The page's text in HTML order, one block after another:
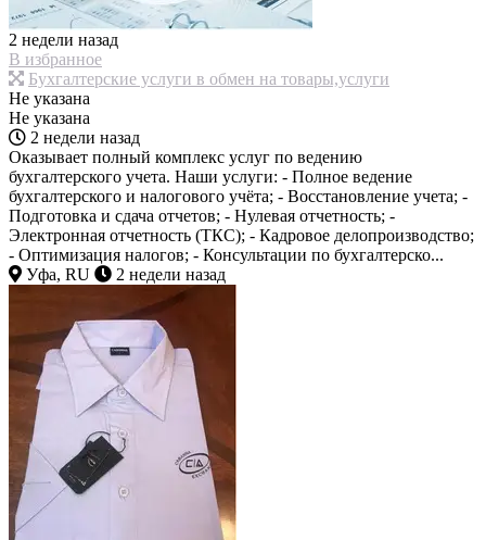
2 недели назад
В избранное
Бухгалтерские услуги в обмен на товары,услуги
Не указана
Не указана
2 недели назад
Оказывает полный комплекс услуг по ведению
бухгалтерского учета. Наши услуги: - Полное ведение
бухгалтерского и налогового учёта; - Восстановление учета; -
Подготовка и сдача отчетов; - Нулевая отчетность; -
Электронная отчетность (ТКС); - Кадровое делопроизводство;
- Оптимизация налогов; - Консультации по бухгалтерско...
Уфа, RU
2 недели назад